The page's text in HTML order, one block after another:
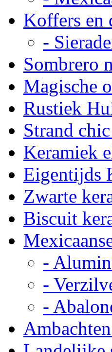
Koffers en
-
Sombrero
Magische
Rustiek
Strand
Keramiek
Eigentijds
Zwarte
Biscuit
-
-
-